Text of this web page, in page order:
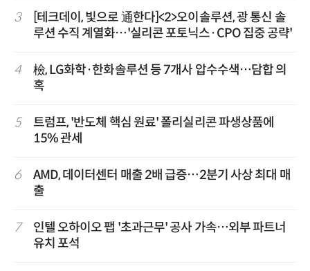
3
[테크데이, 빛으로 通한다]<2>오이솔루션, 광 통신 솔
루션 수직 계열화…'실리콘 포토닉스·CPO 집중 공략'
4
檢, LG화학·한화솔루션 등 7개사 압수수색…담합 의
혹
5
트럼프, '반도체 핵심 원료' 폴리실리콘 파생상품에
15% 관세
6
AMD, 데이터센터 매출 2배 급증…2분기 사상 최대 매
출
7
인텔 오하이오 팹 '초과근무' 공사 가속…외부 파트너
유치 포석